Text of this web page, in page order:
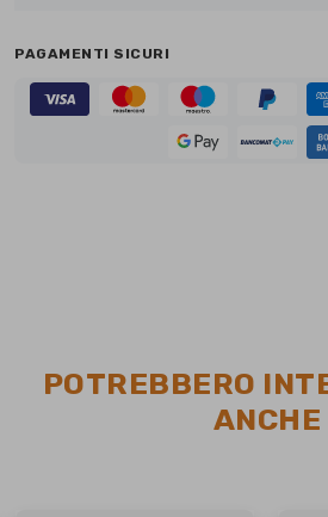
PAGAMENTI SICURI
POTREBBERO
ANCHE